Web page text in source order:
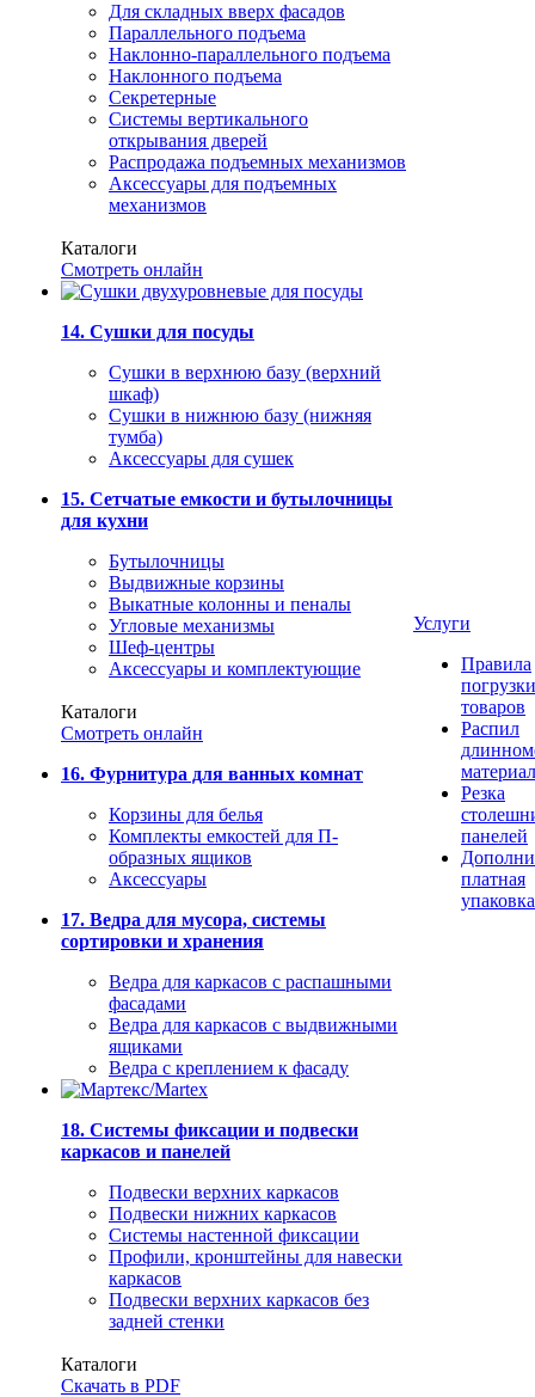
Для складных вверх фасадов
Параллельного подъема
Наклонно-параллельного подъема
Наклонного подъема
Секретерные
Системы вертикального
открывания дверей
Распродажа подъемных механизмов
Аксессуары для подъемных
механизмов
Каталоги
Смотреть онлайн
14. Сушки для посуды
Сушки в верхнюю базу (верхний
шкаф)
Сушки в нижнюю базу (нижняя
тумба)
Аксессуары для сушек
15. Сетчатые емкости и бутылочницы
для кухни
Бутылочницы
Выдвижные корзины
Выкатные колонны и пеналы
Угловые механизмы
Шеф-центры
Аксессуары и комплектующие
Каталоги
Смотреть онлайн
16. Фурнитура для ванных комнат
Корзины для белья
Комплекты емкостей для П-
образных ящиков
Аксессуары
17. Ведра для мусора, системы
сортировки и хранения
Ведра для каркасов с распашными
фасадами
Ведра для каркасов с выдвижными
ящиками
Ведра с креплением к фасаду
18. Системы фиксации и подвески
каркасов и панелей
Подвески верхних каркасов
Подвески нижних каркасов
Системы настенной фиксации
Профили, кронштейны для навески
каркасов
Подвески верхних каркасов без
задней стенки
Каталоги
Скачать в PDF
Услуги
Правила
погрузки
товаров
Распил
Резка
панелей
платная
упаковка